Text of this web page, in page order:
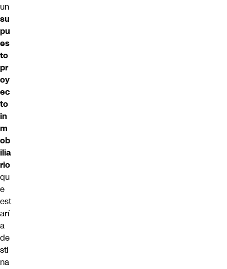
un
su
pu
es
to
pr
oy
ec
to
in
m
ob
ilia
rio
qu
e
est
arí
a
de
sti
na